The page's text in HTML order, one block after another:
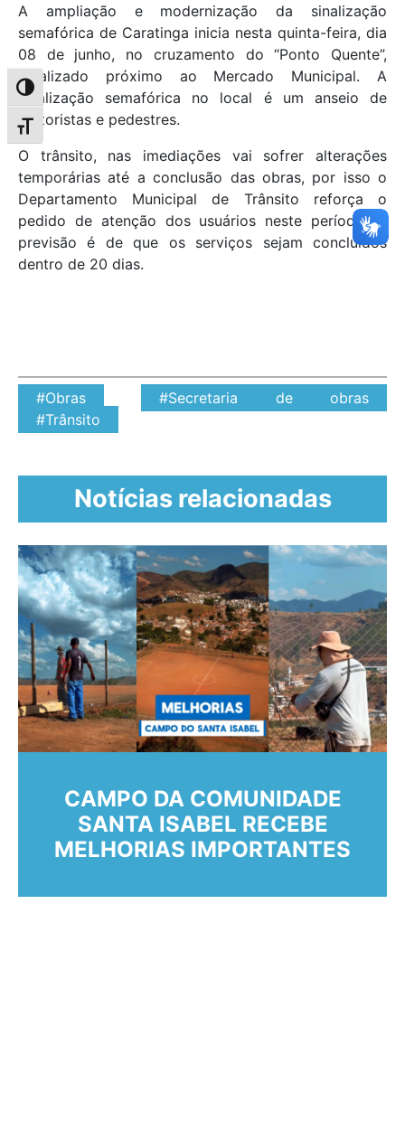
Alternar alto contraste
Alternar tamanho da fonte
A ampliação e modernização da sinalização
semafórica de Caratinga inicia nesta quinta-feira, dia
08 de junho, no cruzamento do “Ponto Quente”,
localizado próximo ao Mercado Municipal. A
sinalização semafórica no local é um anseio de
motoristas e pedestres.
O trânsito, nas imediações vai sofrer alterações
temporárias até a conclusão das obras, por isso o
Departamento Municipal de Trânsito reforça o
pedido de atenção dos usuários neste período. A
previsão é de que os serviços sejam concluídos
dentro de 20 dias.
#Obras
#Secretaria de obras
#Trânsito
Notícias relacionadas
CAMPO DA COMUNIDADE
SANTA ISABEL RECEBE
MELHORIAS IMPORTANTES